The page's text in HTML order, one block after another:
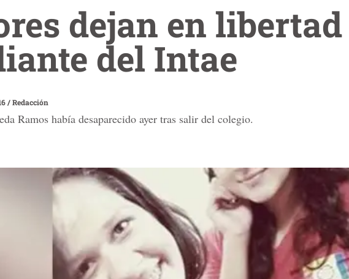
dejan en
del Intae
/Redacción
Ramos había desaparecido ayer tras salir del colegio.